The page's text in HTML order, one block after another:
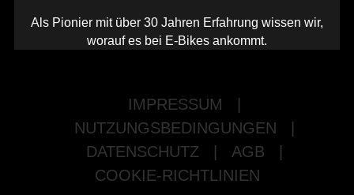
Als Pionier mit über 30 Jahren Erfahrung wissen wir,
worauf es bei E-Bikes ankommt.
IMPRESSUM
NUTZUNGSBEDINGUNGEN
DATENSCHUTZ
AGB
COOKIE-RICHTLINIEN